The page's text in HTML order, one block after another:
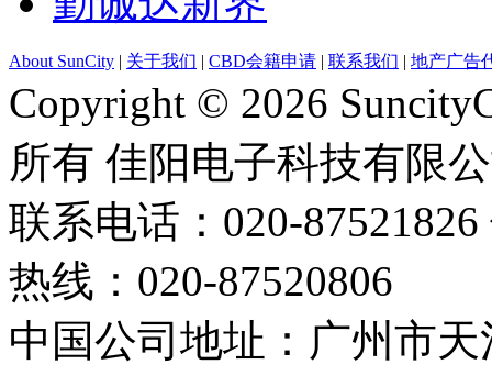
About SunCity | 关于我们 | CBD会籍申请 | 联系我们 | 地产广告
Copyright © 2026
所有 佳阳电子科技有限
联系电话：020-
热线：020-87520806
中国公司地址：广州市